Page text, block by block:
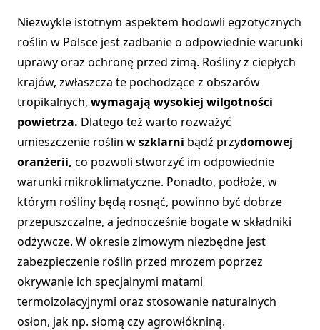
Niezwykle istotnym aspektem hodowli egzotycznych
roślin w Polsce jest zadbanie o odpowiednie warunki
uprawy oraz ochronę przed zimą. Rośliny z ciepłych
krajów, zwłaszcza te pochodzące z obszarów
tropikalnych, wymagają wysokiej wilgotności
powietrza. Dlatego też warto rozważyć
umieszczenie roślin wszklarni bądź przydomowej
oranżerii, co pozwoli stworzyć im odpowiednie
warunki mikroklimatyczne. Ponadto, podłoże, w
którym rośliny będą rosnąć, powinno być dobrze
przepuszczalne, a jednocześnie bogate w składniki
odżywcze. W okresie zimowym niezbędne jest
zabezpieczenie roślin przed mrozem poprzez
okrywanie ich specjalnymi matami
termoizolacyjnymi oraz stosowanie naturalnych
osłon, jak np. słomą czy agrowłókniną.